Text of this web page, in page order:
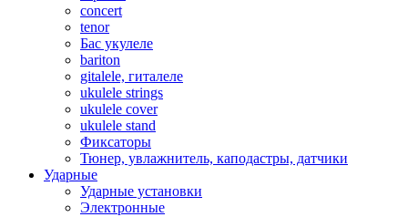
concert
tenor
Бас укулеле
bariton
gitalele, гиталеле
ukulele strings
ukulele cover
ukulele stand
Фиксаторы
Тюнер, увлажнитель, каподастры, датчики
Ударные
Ударные установки
Электронные